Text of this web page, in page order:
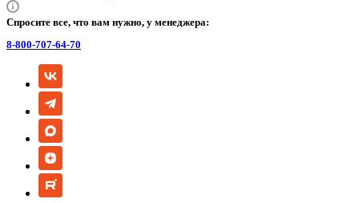
Спросите все, что вам нужно, у менеджера:
8-800-707-64-70